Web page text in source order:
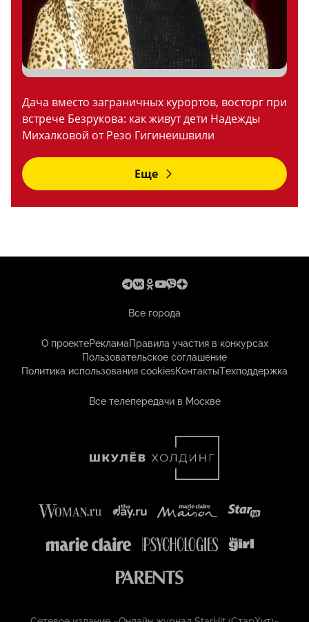
Дача вместо заграничных курортов, восторг при
встрече Безрукова: как живут дети Надежды
Михалковой от Резо Гигинеишвили
Еще
Все города
О проектеРекламаПравила участия в конкурсах
Пользовательское соглашение
Политика использования cookiesКонтактыТехподдержка
Все телепередачи в Москве